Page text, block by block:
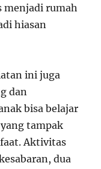
menjadi rumah
hiasan
ini juga
dan
bisa belajar
tampak
Aktivitas
dua